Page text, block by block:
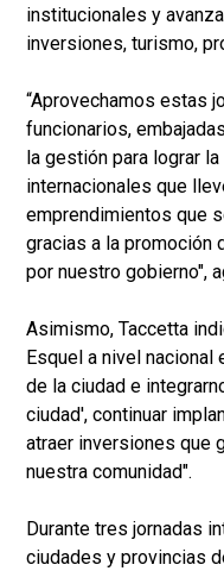
institucionales y
inversiones, turismo,
“Aprovechamos estas
funcionarios,
la gestión para lograr
internacionales que
emprendimientos que
gracias a la promoción
por nuestro gobierno",
Asimismo, Taccetta
Esquel a nivel nacional
de la ciudad e
ciudad', continuar
atraer inversiones que
nuestra comunidad".
Durante tres jornadas
ciudades y provincias